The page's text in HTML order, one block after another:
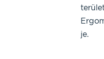
je.